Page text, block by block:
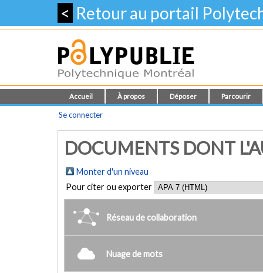
< Retour au portail
Accueil À propos Déposer Parcourir
Se connecter
DOCUMENTS DONT
Monter d'un niveau
Pour citer ou exporter
Réseau de collaboration
Nuage de mots